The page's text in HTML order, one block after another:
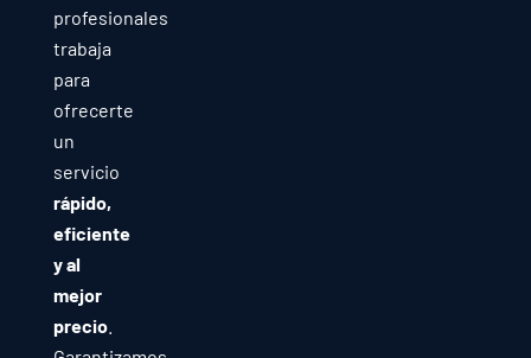
profesionales
trabaja
para
ofrecerte
un
servicio
rápido,
eficiente
y al
mejor
precio.